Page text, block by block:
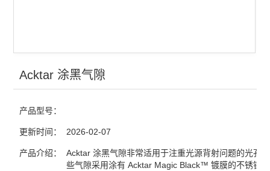
Acktar 涂黑气隙
产品型号：
更新时间： 2026-02-07
产品介绍：
Acktar 涂黑气隙非常适用于注重光源背射问题的光孔
些气隙采用涂有 Acktar Magic Black™ 镀膜的不锈钢